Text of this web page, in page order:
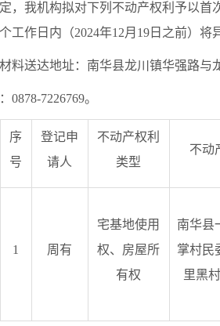
，我机构拟对下列不动产权利予以
工作日内（2024年12月19日之前）
料送达地址：南华县龙川镇华强路与
0878-7226769。
序
号
登记申
请人
不动产权利
类型
不动
1 周有
宅基地使用
权、房屋所
有权
南华县
掌村民
里黑